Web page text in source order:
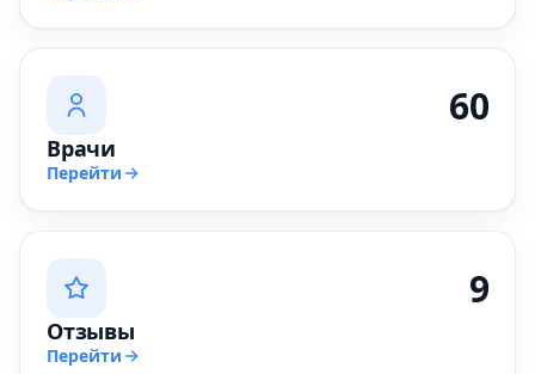
60
Врачи
Перейти
9
Отзывы
Перейти